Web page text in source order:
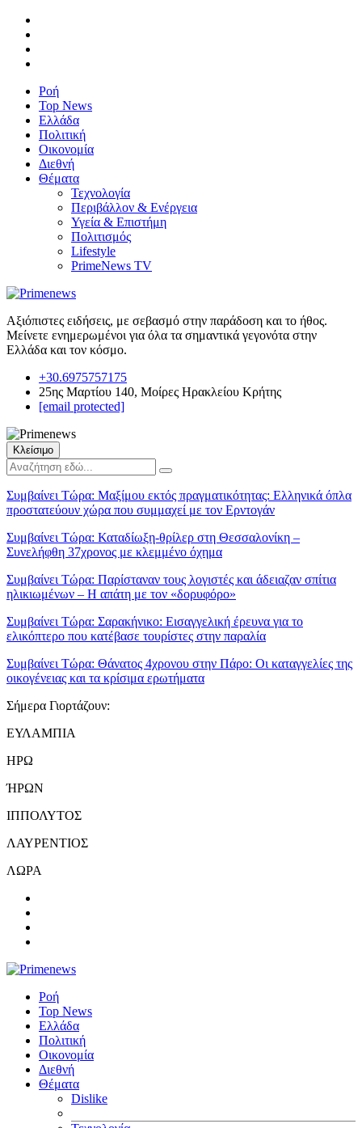
Ροή
Top News
Ελλάδα
Πολιτική
Οικονομία
Διεθνή
Θέματα
Τεχνολογία
Περιβάλλον & Ενέργεια
Υγεία & Επιστήμη
Πολιτισμός
Lifestyle
PrimeNews TV
Αξιόπιστες ειδήσεις, με σεβασμό στην παράδοση και το ήθος.
Μείνετε ενημερωμένοι για όλα τα σημαντικά γεγονότα στην
Ελλάδα και τον κόσμο.
+30.6975757175
25ης Μαρτίου 140, Μοίρες Ηρακλείου Κρήτης
[email protected]
Κλείσιμο
Συμβαίνει Τώρα: Μαξίμου εκτός πραγματικότητας: Ελληνικά όπλα
προστατεύουν χώρα που συμμαχεί με τον Ερντογάν
Συμβαίνει Τώρα: Καταδίωξη-θρίλερ στη Θεσσαλονίκη –
Συνελήφθη 37χρονος με κλεμμένο όχημα
Συμβαίνει Τώρα: Παρίσταναν τους λογιστές και άδειαζαν σπίτια
ηλικιωμένων – Η απάτη με τον «δορυφόρο»
Συμβαίνει Τώρα: Σαρακήνικο: Εισαγγελική έρευνα για το
ελικόπτερο που κατέβασε τουρίστες στην παραλία
Συμβαίνει Τώρα: Θάνατος 4χρονου στην Πάρο: Οι καταγγελίες της
οικογένειας και τα κρίσιμα ερωτήματα
Σήμερα Γιορτάζουν:
ΕΥΛΑΜΠΙΑ
ΗΡΩ
ΉΡΩΝ
ΙΠΠΟΛΥΤΟΣ
ΛΑΥΡΕΝΤΙΟΣ
ΛΩΡΑ
Ροή
Top News
Ελλάδα
Πολιτική
Οικονομία
Διεθνή
Θέματα
Dislike